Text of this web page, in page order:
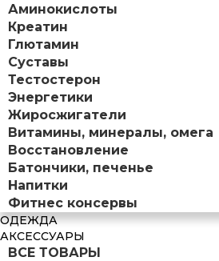
Аминокислоты
Креатин
Глютамин
Суставы
Тестостерон
Энергетики
Жиросжигатели
Витамины, минералы, омега
Восстановление
Батончики, печенье
Напитки
Фитнес консервы
ОДЕЖДА
АКСЕССУАРЫ
ВСЕ ТОВАРЫ